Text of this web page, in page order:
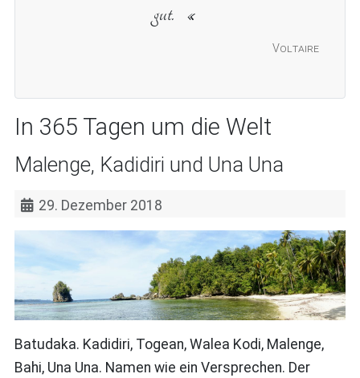
Voltaire
gut.
In 365 Tagen um die Welt
Malenge, Kadidiri und Una Una
29. Dezember 2018
Batudaka. Kadidiri, Togean, Walea Kodi, Malenge,
Bahi, Una Una. Namen wie ein Versprechen. Der